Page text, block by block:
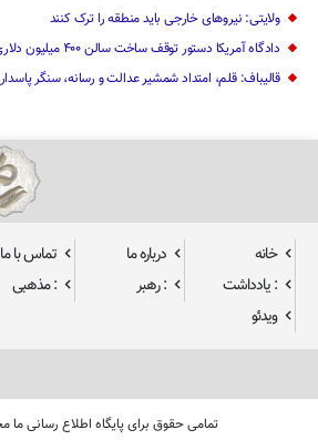
ولایتی: نیرو‌های خارجی باید منطقه را ترک کنند
دادگاه آمریکا دستور توقف ساخت سالن ۴۰۰ میلیون دلاری ترامپ را صادر کرد
قالیباف: قلم، امتداد شمشیر عدالت و رسانه، سنگر
خانه درباره ما تماس با ما
: یادداشت
: رهبر : مذهبی
ویدئو
تمامی حقوق برای پایگاه اطلاع رسانی